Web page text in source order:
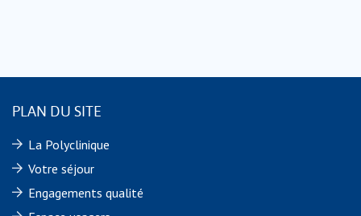
PLAN DU SITE
La Polyclinique
Votre séjour
Engagements qualité